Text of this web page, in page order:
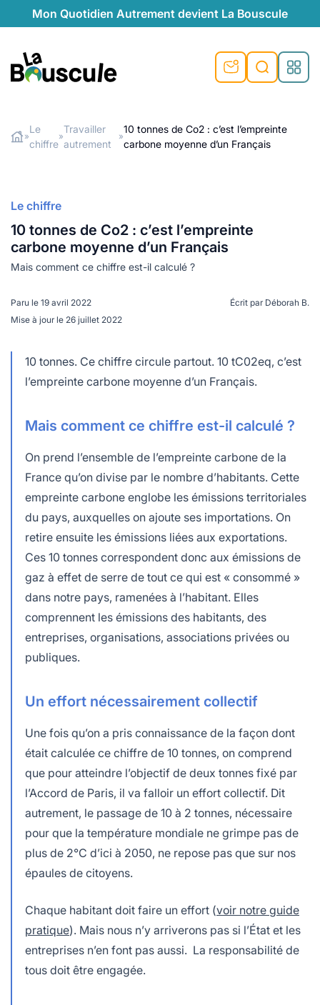
Mon Quotidien Autrement devient La Bouscule
au naturel
végétariennes
locales
durables
naturelle
naturel
de recyclage
témoignages
responsables
douce
Rechercher
»
Le
chiffre
»
Travailler
autrement
»
10 tonnes de Co2 : c’est l’empreinte
carbone moyenne d’un Français
Le chiffre
10 tonnes de Co2 : c’est l’empreinte
carbone moyenne d’un Français
Mais comment ce chiffre est-il calculé ?
Paru le 19 avril 2022
Mise à jour le 26 juillet 2022
Écrit par Déborah B.
10 tonnes. Ce chiffre circule partout. 10 tC02eq, c’est
l’empreinte carbone moyenne d’un Français.
Mais comment ce chiffre est-il calculé ?
On prend l’ensemble de l’empreinte carbone de la
France qu’on divise par le nombre d’habitants. Cette
empreinte carbone englobe les émissions territoriales
du pays, auxquelles on ajoute ses importations. On
retire ensuite les émissions liées aux exportations.
Ces 10 tonnes correspondent donc aux émissions de
gaz à effet de serre de tout ce qui est « consommé »
dans notre pays, ramenées à l’habitant. Elles
comprennent les émissions des habitants, des
entreprises, organisations, associations privées ou
publiques.
Un effort nécessairement collectif
Une fois qu’on a pris connaissance de la façon dont
était calculée ce chiffre de 10 tonnes, on comprend
que pour atteindre l’objectif de deux tonnes fixé par
l’Accord de Paris, il va falloir un effort collectif. Dit
autrement, le passage de 10 à 2 tonnes, nécessaire
pour que la température mondiale ne grimpe pas de
plus de 2°C d’ici à 2050, ne repose pas que sur nos
épaules de citoyens.
Chaque habitant doit faire un effort (voir notre guide
pratique). Mais nous n’y arriverons pas si l’État et les
entreprises n’en font pas aussi. La responsabilité de
tous doit être engagée.